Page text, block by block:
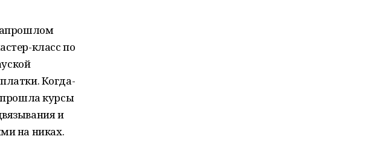
класс по
Когда-
прошла курсы
и
на никах.